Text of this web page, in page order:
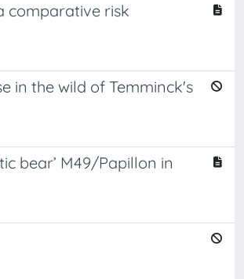
comparative risk
in the wild of Temminck's
bear’ M49/Papillon in